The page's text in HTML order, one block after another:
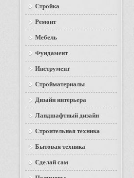
Стройка
Ремонт
Мебель
Фундамент
Инструмент
Стройматериалы
Дизайн интерьера
Ландшафтный дизайн
Строительная техника
Бытовая техника
Сделай сам